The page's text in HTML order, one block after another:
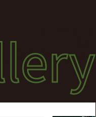
ポスターギャラリー